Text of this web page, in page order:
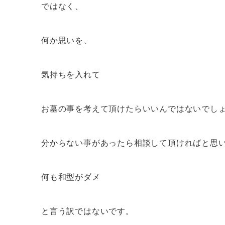
ではなく、
何か思いを、
気持ちを入れて
お墓の事を考えて頂けたらいいんではないでしょ
分からない事があったら相談して頂ければと思い
何も和型がダメ
と言う訳ではないです。